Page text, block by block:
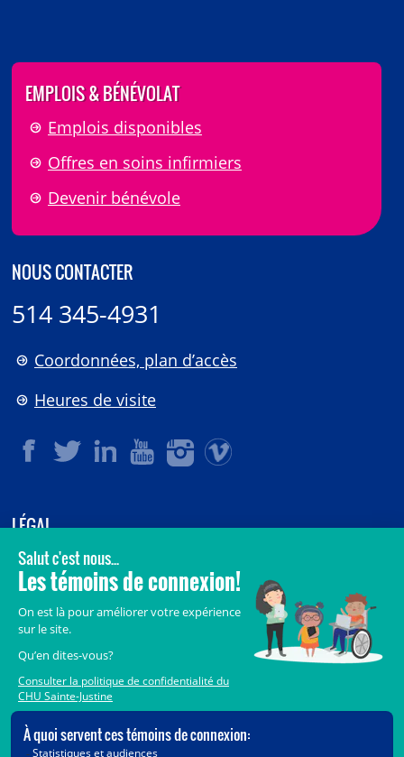
EMPLOIS & BÉNÉVOLAT
Emplois disponibles
Offres en soins infirmiers
Devenir bénévole
NOUS CONTACTER
514 345-4931
Coordonnées, plan d’accès
Heures de visite
LÉGAL
© 2006-2026CHU Sainte-Justine.
Tous droits réservés.
Crédits
Accès aux documents des organismes publics